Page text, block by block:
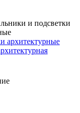
и подсветки
архитектурные